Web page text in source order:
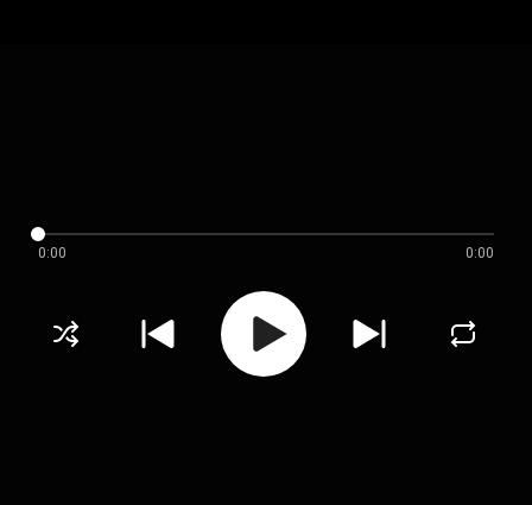
0:00 0:00